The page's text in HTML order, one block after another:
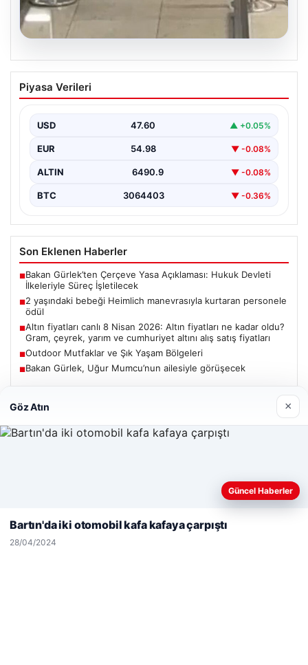
05.08.2026
2 yaşındaki bebeği Heimlich
manevrasıyla kurtaran personele ödül
Bebeği Heimlich Manevrası ile Kurtaran Havalimanı
Personeline…
Piyasa Verileri
USD 47.60 ▲ +0.05%
EUR 54.98 ▼ -0.08%
ALTIN 6490.9 ▼ -0.08%
BTC 3064403 ▼ -0.36%
Son Eklenen Haberler
■Bakan Gürlek’ten Çerçeve Yasa Açıklaması: Hukuk Devleti
İlkeleriyle Süreç İşletilecek
■2 yaşındaki bebeği Heimlich manevrasıyla kurtaran personele
ödül
■Altın fiyatları canlı 8 Nisan 2026: Altın fiyatları ne kadar oldu?
Gram, çeyrek, yarım ve cumhuriyet altını alış satış fiyatları
■Outdoor Mutfaklar ve Şık Yaşam Bölgeleri
■Bakan Gürlek, Uğur Mumcu’nun ailesiyle görüşecek
Güncel
İlkeleriyle Süreç İşletilecek
Web sitemizi nasıl kullandığınızı daha iyi anlayabilmek,
deneyiminizi kişiselleştirmek ve geliştirmek amacıyla çerezler
Göz Atın ×
Güncel Haberler
Bartın'da iki otomobil kafa kafaya çarpıştı
28/04/2024